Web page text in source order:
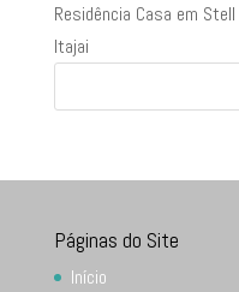
Residência Casa em
Itajai
Páginas do Site
Início